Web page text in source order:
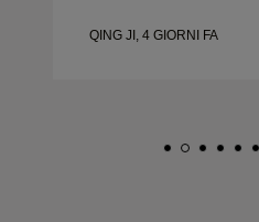
gioielli di buona qualità.
QING JI, 4 GIORNI FA